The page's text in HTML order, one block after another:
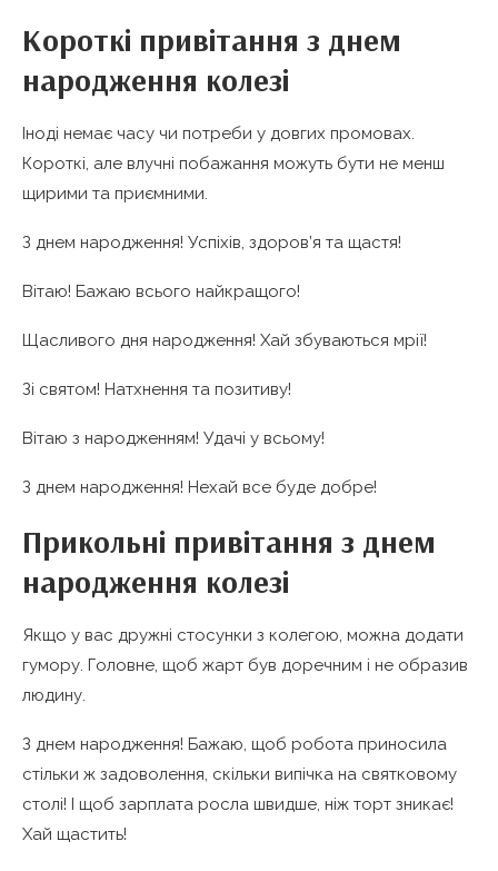
Короткі привітання з днем
народження колезі
Іноді немає часу чи потреби у довгих промовах.
Короткі, але влучні побажання можуть бути не менш
щирими та приємними.
З днем народження! Успіхів, здоров’я та щастя!
Вітаю! Бажаю всього найкращого!
Щасливого дня народження! Хай збуваються мрії!
Зі святом! Натхнення та позитиву!
Вітаю з народженням! Удачі у всьому!
З днем народження! Нехай все буде добре!
Прикольні привітання з днем
народження колезі
Якщо у вас дружні стосунки з колегою, можна додати
гумору. Головне, щоб жарт був доречним і не образив
людину.
З днем народження! Бажаю, щоб робота приносила
стільки ж задоволення, скільки випічка на святковому
столі! І щоб зарплата росла швидше, ніж торт зникає!
Хай щастить!